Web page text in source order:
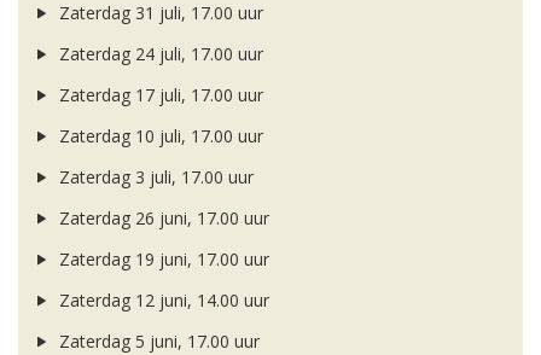
Zaterdag 31 juli, 17.00 uur
Zaterdag 24 juli, 17.00 uur
Zaterdag 17 juli, 17.00 uur
Zaterdag 10 juli, 17.00 uur
Zaterdag 3 juli, 17.00 uur
Zaterdag 26 juni, 17.00 uur
Zaterdag 19 juni, 17.00 uur
Zaterdag 12 juni, 14.00 uur
Zaterdag 5 juni, 17.00 uur